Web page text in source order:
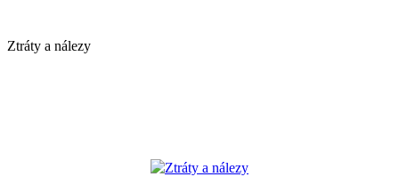
Ztráty a nálezy
Ztráty a nálezy